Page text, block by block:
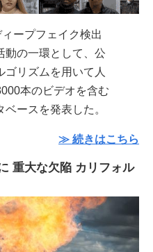
ープフェイク検出
動の一環として、公
リズムを用いて人
本のビデオを含む
ースを発表した。
≫ 続きはこちら
重大な欠陥 カリフォル